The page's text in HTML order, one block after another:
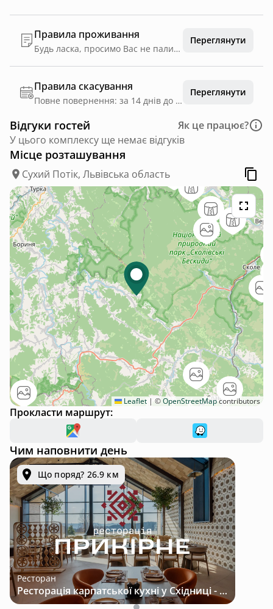
Правила проживання
Будь ласка, просимо Вас не палити всередині будиночку, не смітити на території та не шуміти після 23:00.
Переглянути
Правила скасування
Повне повернення: за 14 днів до дати заїзду
Переглянути
Відгуки гостей
Як це працює?
У цього комплексу ще немає відгуків
Місце розташування
Сухий Потік, Львівська область
Leaflet | ©OpenStreetMapcontributors
Прокласти маршрут:
Чим наповнити день
Що поряд? 26.9 км
Ресторан
Ресторація карпатської кухні у Східниці - місце з характером і традиціями